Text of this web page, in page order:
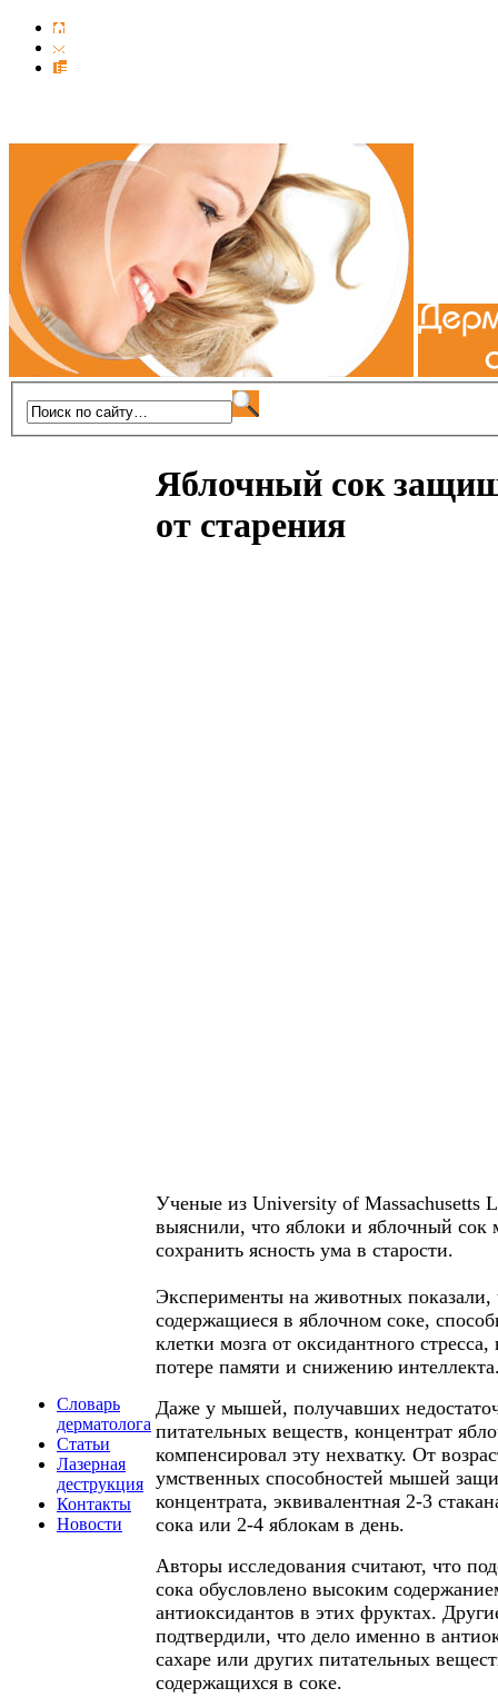
Словарь
дерматолога
Статьи
Лазерная
деструкция
Контакты
Новости
Яблочный сок
от старения
Ученые из University of
выяснили, что яблоки и яблочный сок
сохранить ясность ума в старости.
Эксперименты на животных показали,
содержащиеся в яблочном соке,
клетки мозга от оксидантного
потере памяти и снижению
Даже у мышей, получавших
питательных веществ, концентрат
компенсировал эту нехватку. От
умственных способностей мышей
концентрата, эквивалентная 2-3
сока или 2-4 яблокам в день.
Авторы исследования считают, что
сока обусловлено высоким
антиоксидантов в этих фруктах.
подтвердили, что дело именно в
сахаре или других питательных
содержащихся в соке.